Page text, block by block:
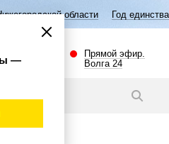
Год единства народов России
Прямой эфир.
Волга 24
—